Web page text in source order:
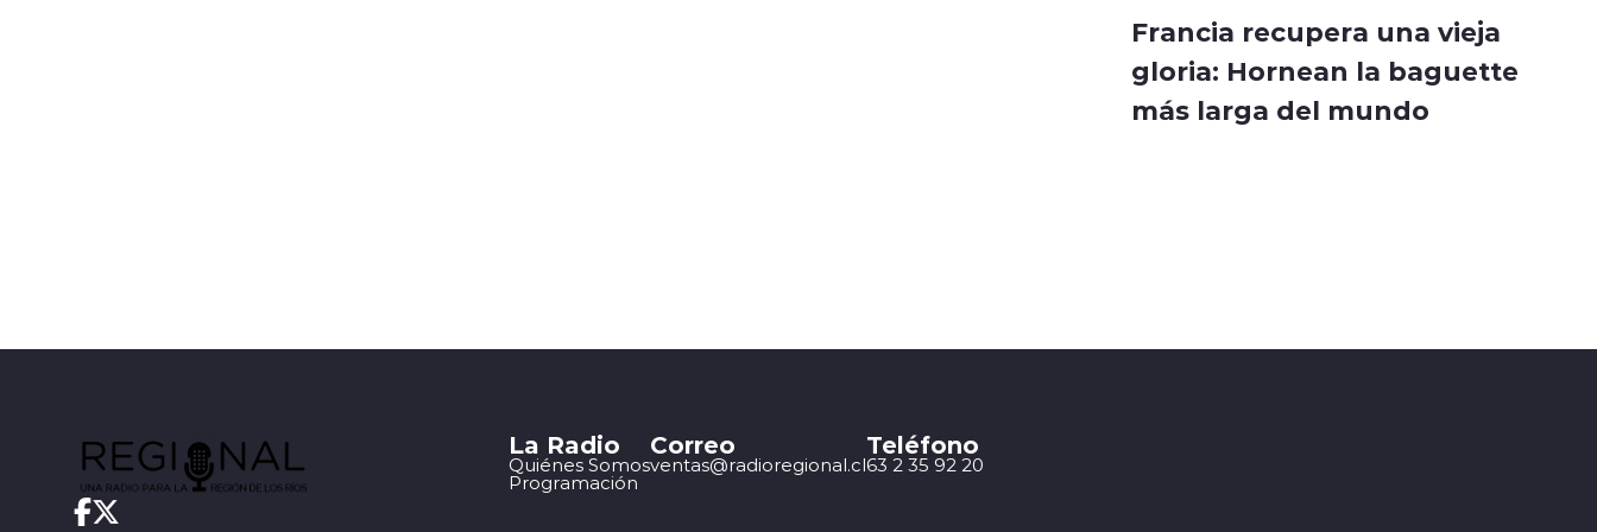
Francia recupera una vieja
gloria: Hornean la baguette
más larga del mundo
La Radio
Quiénes Somos
Programación
Correo
ventas@radioregional.cl
Teléfono
63 2 35 92 20